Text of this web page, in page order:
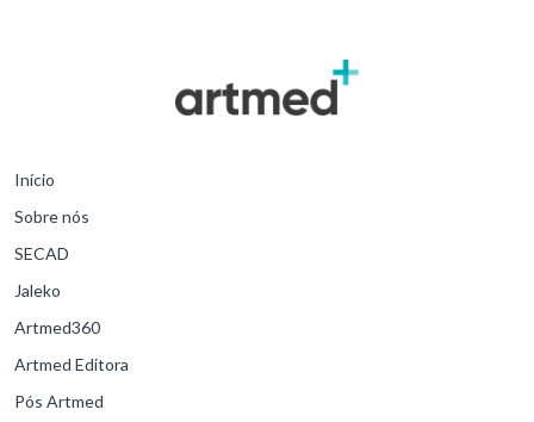
Início
Sobre nós
SECAD
Jaleko
Artmed360
Artmed Editora
Pós Artmed